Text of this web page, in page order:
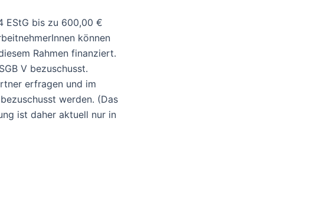
EStG bis zu 600,00 €
können
Rahmen finanziert.
V bezuschusst.
erfragen und im
werden. (Das
ist daher aktuell nur in